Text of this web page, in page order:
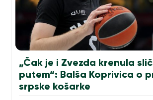
„Čak je i Zvezda krenula
putem“: Balša Koprivica o
srpske košarke